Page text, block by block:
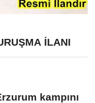
İLANI
kampını